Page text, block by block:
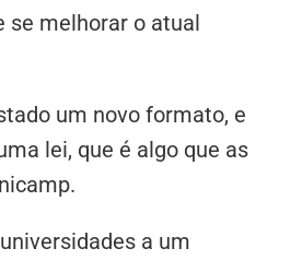
se melhorar o atual
um novo formato, e
lei, que é algo que as
a um